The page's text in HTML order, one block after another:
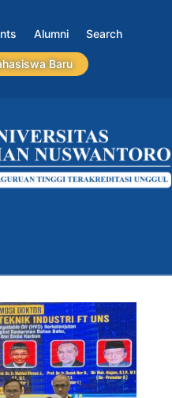
Alumni Search
Baru